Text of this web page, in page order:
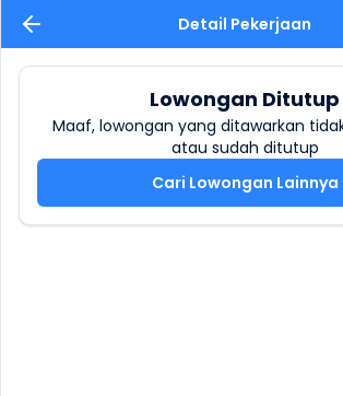
Detail Pekerjaan
Lowongan Ditutup
Maaf, lowongan yang ditawarkan
atau sudah ditutup
Cari Lowongan Lainnya